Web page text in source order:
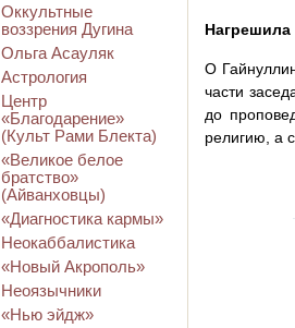
Оккультные
воззрения Дугина
Ольга Асауляк
Астрология
Центр
«Благодарение»
(Культ Рами Блекта)
«Великое белое
братство»
(Айванховцы)
«Диагностика кармы»
Неокаббалистика
«Новый Акрополь»
Неоязычники
«Нью эйдж»
Нагрешила
О
части
до
религию, а